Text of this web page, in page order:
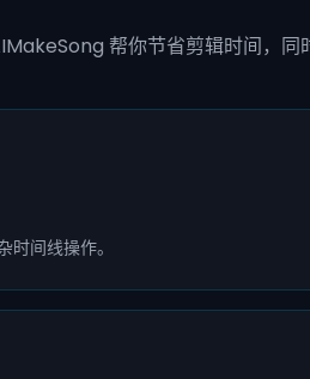
帮你节省剪辑时间，同
间线操作。